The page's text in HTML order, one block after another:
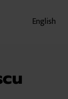
English